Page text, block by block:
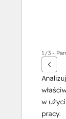
1/3 -
w
pracy.